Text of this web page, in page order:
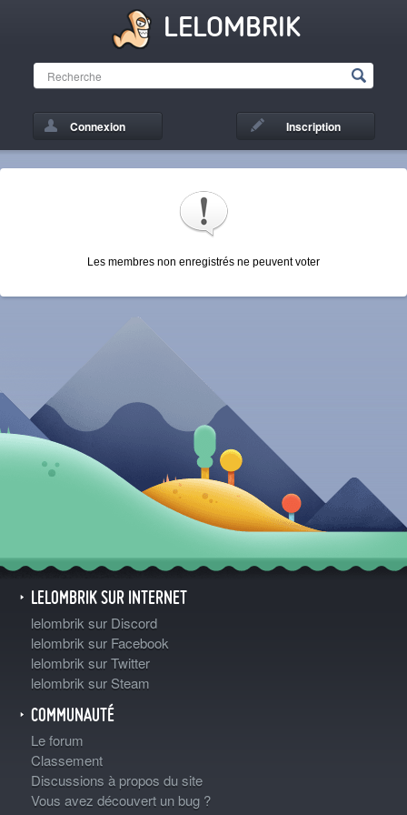
LELOMBRIK
Connexion Inscription
Les membres non enregistrés ne peuvent voter
LELOMBRIK SUR INTERNET
lelombrik sur Discord
lelombrik sur Facebook
lelombrik sur Twitter
lelombrik sur Steam
COMMUNAUTÉ
Le forum
Classement
Discussions à propos du site
Vous avez découvert un bug ?